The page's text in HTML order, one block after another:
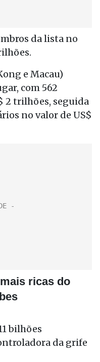
da lista no
e Macau)
com 562
2 trilhões, seguida
no valor de US$
ricas do
bilhões
da grife